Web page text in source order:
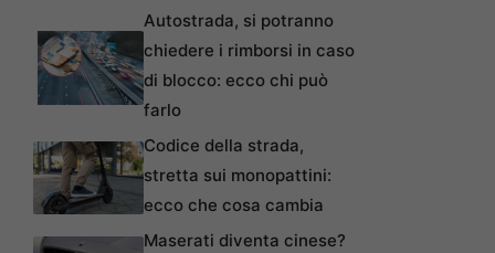
Autostrada, si potranno
chiedere i rimborsi in caso
di blocco: ecco chi può
farlo
Codice della strada,
stretta sui monopattini:
ecco che cosa cambia
Maserati diventa cinese?